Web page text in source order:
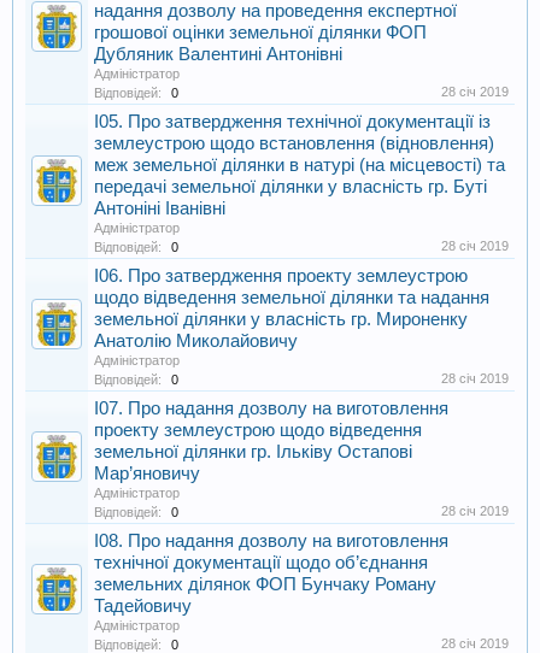
надання дозволу на проведення експертної
грошової оцінки земельної ділянки ФОП
Дубляник Валентині Антонівні
Адміністратор
Відповідей:
0 28 січ 2019
I05. Про затвердження технічної документації із
землеустрою щодо встановлення (відновлення)
меж земельної ділянки в натурі (на місцевості) та
передачі земельної ділянки у власність гр. Буті
Антоніні Іванівні
Адміністратор
Відповідей:
0 28 січ 2019
I06. Про затвердження проекту землеустрою
щодо відведення земельної ділянки та надання
земельної ділянки у власність гр. Мироненку
Анатолію Миколайовичу
Адміністратор
Відповідей:
0 28 січ 2019
I07. Про надання дозволу на виготовлення
проекту землеустрою щодо відведення
земельної ділянки гр. Ільківу Остапові
Мар’яновичу
Адміністратор
Відповідей:
0 28 січ 2019
I08. Про надання дозволу на виготовлення
технічної документації щодо об’єднання
земельних ділянок ФОП Бунчаку Роману
Тадейовичу
Адміністратор
Відповідей:
0 28 січ 2019